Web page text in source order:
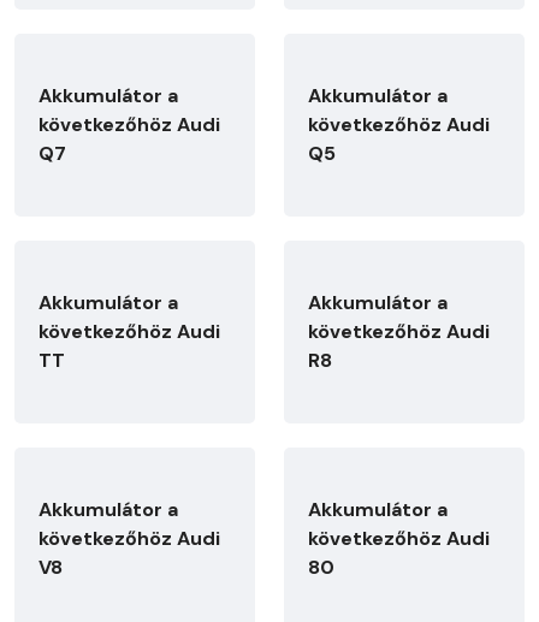
Akkumulátor a
következőhöz Audi
Q7
Akkumulátor a
következőhöz Audi
Q5
Akkumulátor a
következőhöz Audi
TT
Akkumulátor a
következőhöz Audi
R8
Akkumulátor a
következőhöz Audi
V8
Akkumulátor a
következőhöz Audi
80